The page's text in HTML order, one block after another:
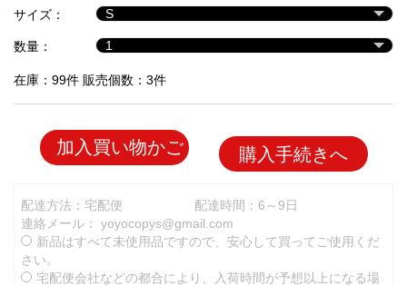
品
サイズ：
数量：
在庫：99件 販売個数：3件
加入買い物かご 購入手続きへ
配達方法：宅配便
配達時間：6～9日
連絡メール： yoyocopys@gmail.com
新品はすべて未使用品ですので、安心して買ってご使用くだ
さい。
宅配便会社などの都合により、入荷時間が予想以上になる場